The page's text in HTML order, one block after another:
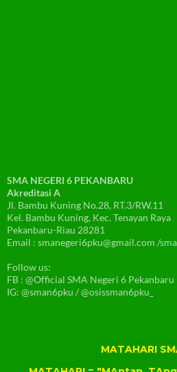
SMA NEGERI 6 PEKANBARU
Akreditasi A
Jl. Bambu Kuning No.28, RT.3/RW.11
Kel. Bambu Kuning, Kec. Tenayan Raya
Pekanbaru-Riau 28281
Email : smanegeri6pku@gmail.com /
Follow us:
FB : @Official SMA Negeri 6 Pekanbaru
IG: @sman6pku / @osissman6pku_
MATAHARI